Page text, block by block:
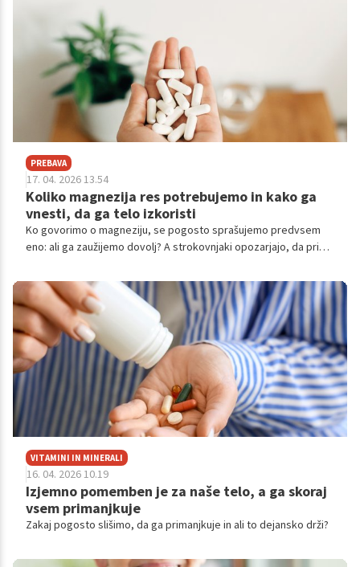
PREBAVA
17. 04. 2026 13.54
Koliko magnezija res potrebujemo in kako ga
vnesti, da ga telo izkoristi
Ko govorimo o magneziju, se pogosto sprašujemo predvsem
eno: ali ga zaužijemo dovolj? A strokovnjaki opozarjajo, da pri
način vnosa. Marsikdo magnezija namreč ne zaužije premalo
zaradi prehrane, temveč zato, ker ga telo zaradi slabše
absorpcije ali neustreznih virov ne more učinkovito izkoristiti.
VITAMINI IN MINERALI
16. 04. 2026 10.19
Izjemno pomemben je za naše telo, a ga skoraj
vsem primanjkuje
Zakaj pogosto slišimo, da ga primanjkuje in ali to dejansko drži?